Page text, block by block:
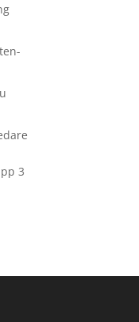
3